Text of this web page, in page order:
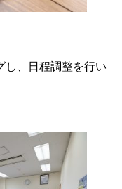
し、日程調整を行い